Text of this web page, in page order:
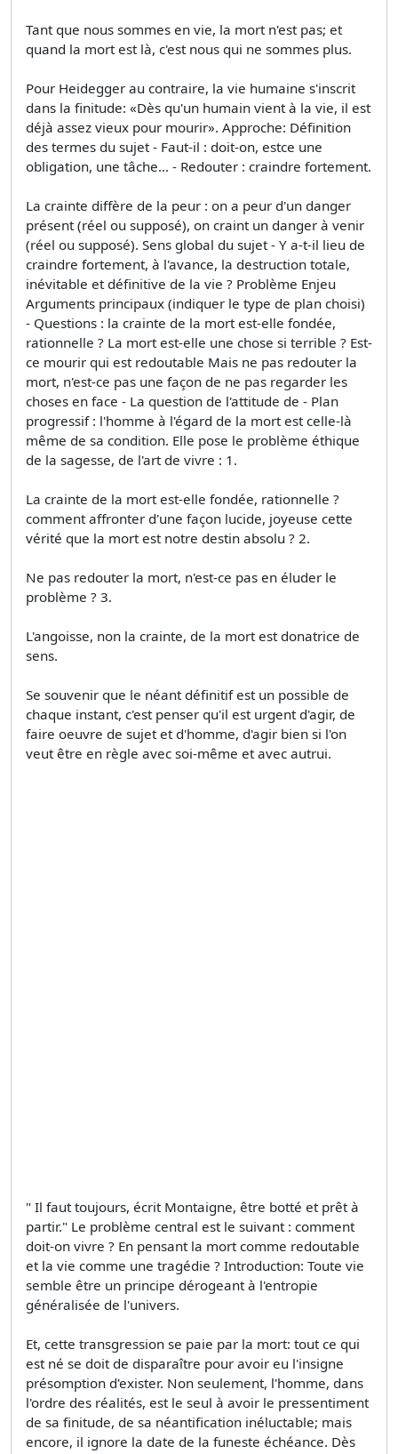
Tant que nous sommes en vie, la mort n'est pas; et
quand la mort est là, c'est nous qui ne sommes plus.
Pour Heidegger au contraire, la vie humaine s'inscrit
dans la finitude: «Dès qu'un humain vient à la vie, il est
déjà assez vieux pour mourir». Approche: Définition
des termes du sujet - Faut-il : doit-on, estce une
obligation, une tâche… - Redouter : craindre fortement.
La crainte diffère de la peur : on a peur d'un danger
présent (réel ou supposé), on craint un danger à venir
(réel ou supposé). Sens global du sujet - Y a-t-il lieu de
craindre fortement, à l'avance, la destruction totale,
inévitable et définitive de la vie ? Problème Enjeu
Arguments principaux (indiquer le type de plan choisi)
- Questions : la crainte de la mort est-elle fondée,
rationnelle ? La mort est-elle une chose si terrible ? Est-
ce mourir qui est redoutable Mais ne pas redouter la
mort, n'est-ce pas une façon de ne pas regarder les
choses en face - La question de l'attitude de - Plan
progressif : l'homme à l'égard de la mort est celle-là
même de sa condition. Elle pose le problème éthique
de la sagesse, de l'art de vivre : 1.
La crainte de la mort est-elle fondée, rationnelle ?
comment affronter d'une façon lucide, joyeuse cette
vérité que la mort est notre destin absolu ? 2.
Ne pas redouter la mort, n'est-ce pas en éluder le
problème ? 3.
L'angoisse, non la crainte, de la mort est donatrice de
sens.
Se souvenir que le néant définitif est un possible de
chaque instant, c'est penser qu'il est urgent d'agir, de
faire oeuvre de sujet et d'homme, d'agir bien si l'on
veut être en règle avec soi-même et avec autrui.
" Il faut toujours, écrit Montaigne, être botté et prêt à
partir." Le problème central est le suivant : comment
doit-on vivre ? En pensant la mort comme redoutable
et la vie comme une tragédie ? Introduction: Toute vie
semble être un principe dérogeant à l'entropie
généralisée de l'univers.
Et, cette transgression se paie par la mort: tout ce qui
est né se doit de disparaître pour avoir eu l'insigne
présomption d'exister. Non seulement, l'homme, dans
l'ordre des réalités, est le seul à avoir le pressentiment
de sa finitude, de sa néantification inéluctable; mais
encore, il ignore la date de la funeste échéance. Dès